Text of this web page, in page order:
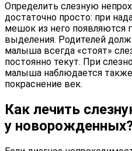
Определить слезную
достаточно просто: при
мешок из него появляются
выделения. Родителей
малыша всегда «стоят»
постоянно текут. При
малыша наблюдается также
покраснение век.
Как лечить
у